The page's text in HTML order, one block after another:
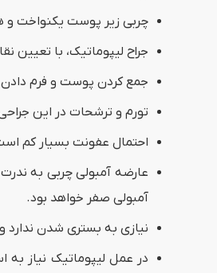
چربی زیر پوست یکنواخت و
جراح لیپوماتیک، با تعیین
جمع کردن پوست و فرم دادن
تورم و ترشحات در این
احتمال عفونت بسیار کم
عارضه آمبولی چربی به
آمبولی صفر خواهد بود.
نیازی به بستری شدن
در عمل لیپوماتیک نیاز